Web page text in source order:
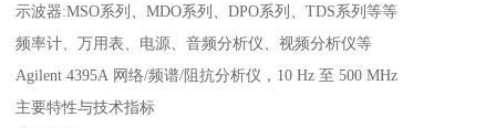
示波器:MSO系列、MDO系列、DPO系列、TDS系列等等
频率计、万用表、电源、音频分析仪、视频分析仪等
Agilent 4395A 网络/频谱/阻抗分析仪，10 Hz 至 500 MHz
主要特性与技术指标